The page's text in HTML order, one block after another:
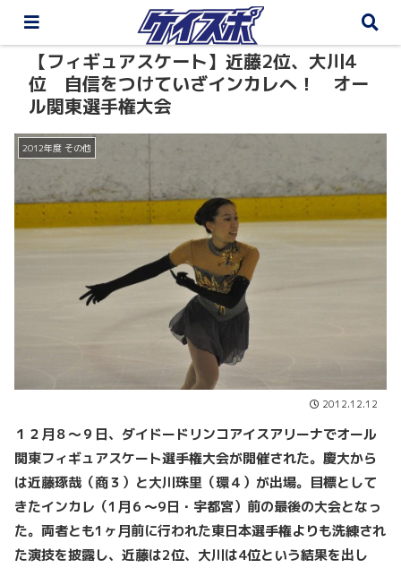
【フィギュアスケート】近藤2位、大川4
位 自信をつけていざインカレへ！ オー
ル関東選手権大会
2012年度 その他
2012.12.12
１２月８～９日、ダイドードリンコアイスアリーナでオール
関東フィギュアスケート選手権大会が開催された。慶大から
は近藤琢哉（商３）と大川珠里（環４）が出場。目標として
きたインカレ（1 月６～9日・宇都宮）前の最後の大会となっ
た。両者とも1 ヶ月前に行われた東日本選手権よりも洗練され
た演技を披露し、近藤は2位、大川は4位という結果を出し